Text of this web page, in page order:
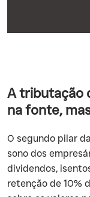
A tributação
na fonte,
O segundo pilar
sono dos
dividendos,
retenção de 10%